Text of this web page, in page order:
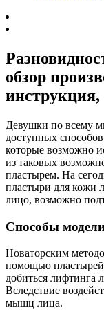
обзор
Девушки по всему
доступных
которые возможно
из таковых
пластырем. На
пластыри для кожи
лицо, возможно
Способы
Новаторским
помощью
добиться лифтинга
Вследствие
мышц лица.